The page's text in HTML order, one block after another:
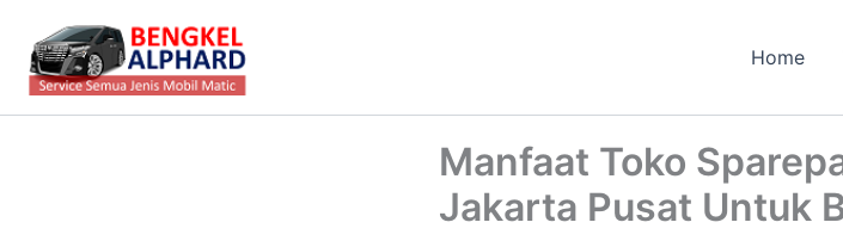
konten
Home
Manfaat Toko
Jakarta Pusat Untuk